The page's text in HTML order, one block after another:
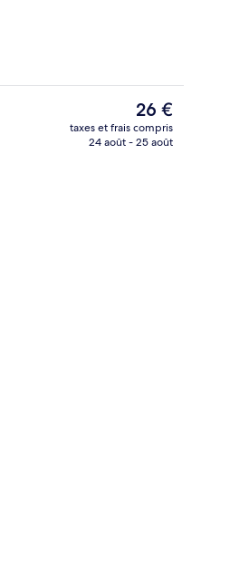
Le
prix
actuel
26 €
taxes et frais compris
24 août - 25 août